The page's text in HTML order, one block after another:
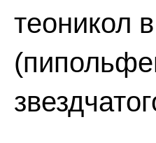
теоникол